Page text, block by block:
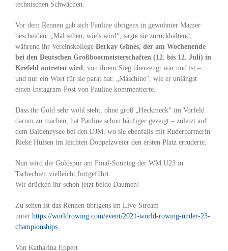
technischen Schwächen.
Vor dem Rennen gab sich Pauline übrigens in gewohnter Manier
bescheiden: „Mal sehen, wie’s wird“, sagte sie zurückhaltend,
während ihr Vereinskollege Berkay Günes, der am Wochenende
bei den Deutschen Großbootmeisterschaften (12. bis 12. Juli) in
Krefeld antreten wird, von ihrem Sieg überzeugt war und ist –
und nur ein Wort für sie parat hat: „Maschine“, wie er unlängst
einen Instagram-Post von Pauline kommentierte.
Dass ihr Gold sehr wohl steht, ohne groß „Heckmeck“ im Vorfeld
darum zu machen, hat Pauline schon häufiger gezeigt – zuletzt auf
dem Baldeneysee bei den DJM, wo sie ebenfalls mit Ruderpartnerin
Rieke Hülsen im leichten Doppelzweier den ersten Platz erruderte.
Nun wird die Goldspur am Final-Sonntag der WM U23 in
Tschechien vielleicht fortgeführt.
Wir drücken ihr schon jetzt beide Daumen!
Zu sehen ist das Rennen übrigens im Live-Stream
unter https://worldrowing.com/event/2021-world-rowing-under-23-
championships
Von Katharina Eppert